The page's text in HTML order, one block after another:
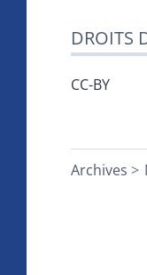
DROITS
CC-BY
Archives